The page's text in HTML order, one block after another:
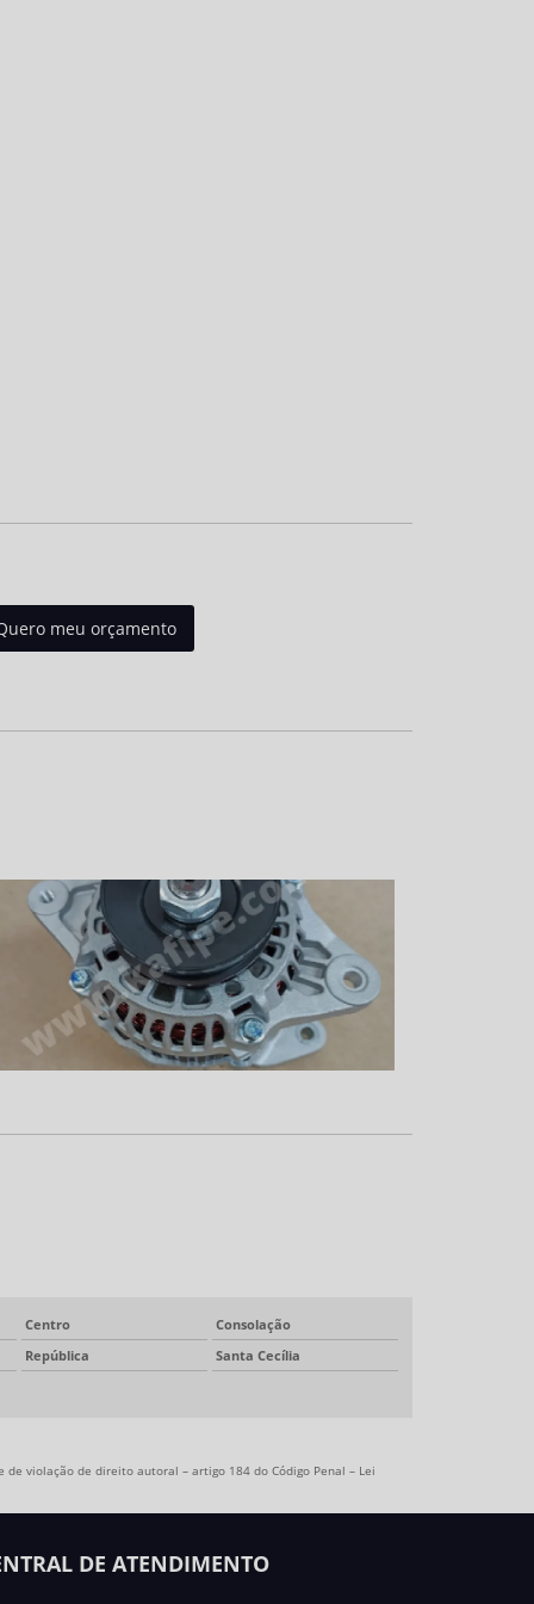
meu orçamento
Centro
Consolação
República
Santa Cecília
violação de direito autoral – artigo 184 do Código Penal – Lei
DE ATENDIMENTO